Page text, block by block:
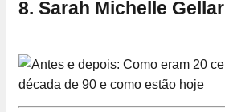
8. Sarah Michelle Gellar